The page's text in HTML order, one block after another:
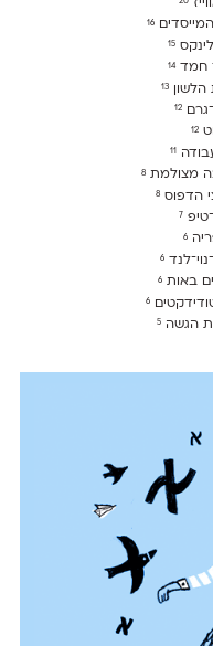
16
15
חמד14
הלשון13
12
12
11
מצולמת8
הדפוס8
7
6
6
באות6
6
הגשה5